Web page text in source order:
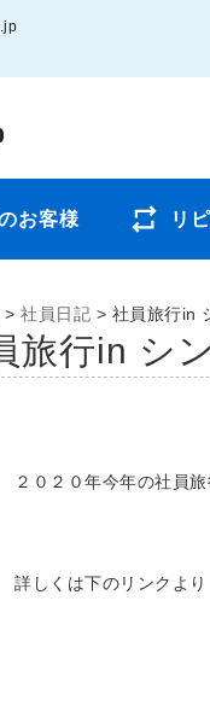
お客様 リ
> 社員日記 > 社員旅行in
旅行in シ
２０２０年今年の社員
詳しくは下のリンクより